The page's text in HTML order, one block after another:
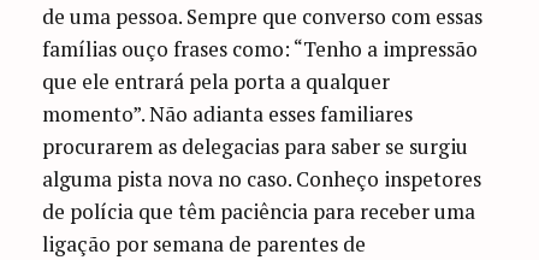
de uma pessoa. Sempre que converso com essas
famílias ouço frases como: “Tenho a impressão
que ele entrará pela porta a qualquer
momento”. Não adianta esses familiares
procurarem as delegacias para saber se surgiu
alguma pista nova no caso. Conheço inspetores
de polícia que têm paciência para receber uma
ligação por semana de parentes de